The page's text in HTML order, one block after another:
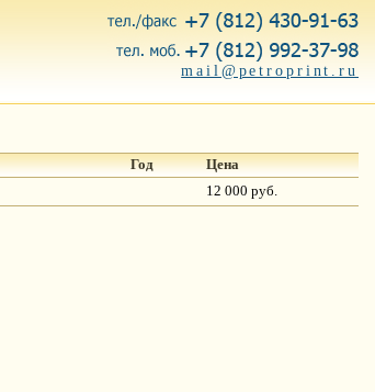
mail@petroprint.ru
Год
Цена
12 000 руб.